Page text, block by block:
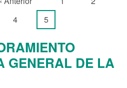
Página
4 Página actual
5
GENERAL DE LA